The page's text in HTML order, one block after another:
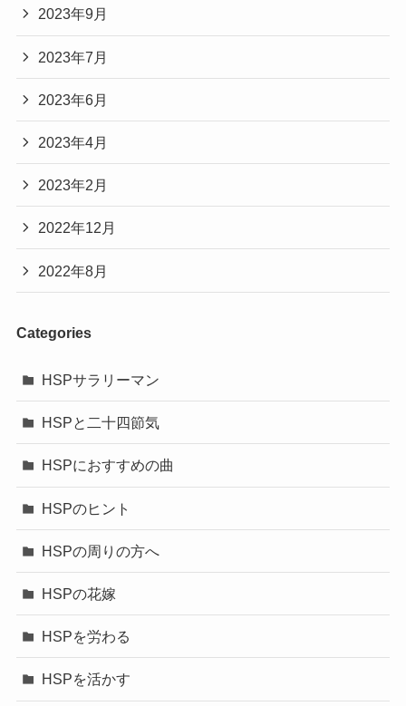
2023年9月
2023年7月
2023年6月
2023年4月
2023年2月
2022年12月
2022年8月
Categories
HSPサラリーマン
HSPと二十四節気
HSPにおすすめの曲
HSPのヒント
HSPの周りの方へ
HSPの花嫁
HSPを労わる
HSPを活かす